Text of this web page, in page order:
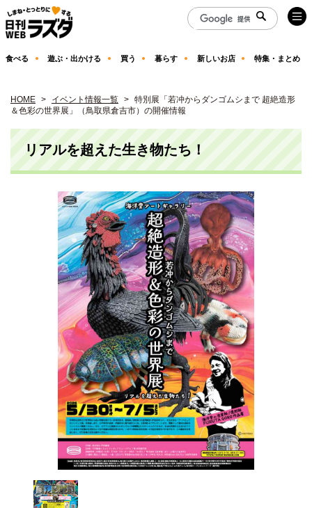
食べる 遊ぶ・出かける 買う 暮らす 新しいお店 特集・まとめ
HOME イベント情報一覧
特別展「若冲からダンゴムシまで 超絶造形
＆色彩の世界展」（鳥取県倉吉市）の開催情報
リアルを超えた生き物たち！